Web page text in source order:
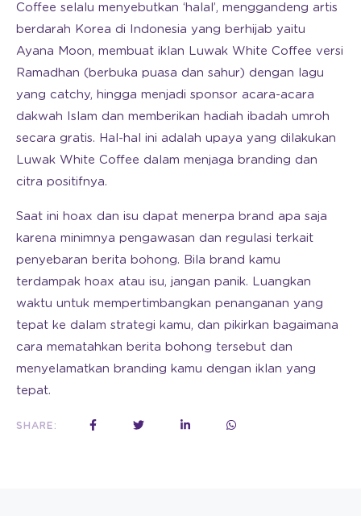
Coffee selalu menyebutkan ‘halal’, menggandeng artis
berdarah Korea di Indonesia yang berhijab yaitu
Ayana Moon, membuat iklan Luwak White Coffee versi
Ramadhan (berbuka puasa dan sahur) dengan lagu
yang catchy, hingga menjadi sponsor acara-acara
dakwah Islam dan memberikan hadiah ibadah umroh
secara gratis. Hal-hal ini adalah upaya yang dilakukan
Luwak White Coffee dalam menjaga branding dan
citra positifnya.
Saat ini hoax dan isu dapat menerpa brand apa saja
karena minimnya pengawasan dan regulasi terkait
penyebaran berita bohong. Bila brand kamu
terdampak hoax atau isu, jangan panik. Luangkan
waktu untuk mempertimbangkan penanganan yang
tepat ke dalam strategi kamu, dan pikirkan bagaimana
cara mematahkan berita bohong tersebut dan
menyelamatkan branding kamu dengan iklan yang
tepat.
SHARE: